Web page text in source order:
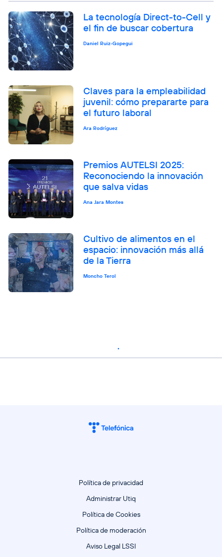
La tecnología Direct-to-Cell y
el fin de buscar cobertura
Daniel Ruiz-Gopegui
Claves para la empleabilidad
juvenil: cómo prepararte para
el futuro laboral
Ara Rodríguez
Premios AUTELSI 2025:
Reconociendo la innovación
que salva vidas
Ana Jara Montes
Cultivo de alimentos en el
espacio: innovación más allá
de la Tierra
Moncho Terol
Política de privacidad
Administrar Utiq
Política de Cookies
Política de moderación
Aviso Legal LSSI